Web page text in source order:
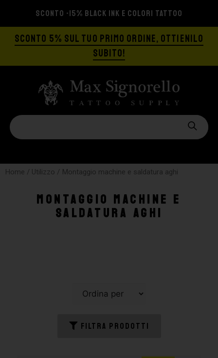
SCONTO -15% BLACK INK E COLORI TATTOO
SCONTO 5% SUL TUO PRIMO ORDINE, OTTIENILO
SUBITO!
Home / Utilizzo / Montaggio machine e saldatura aghi
Montaggio machine e
saldatura aghi
FILTRA PRODOTTI